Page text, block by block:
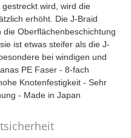
wird, wird die
erhöht. Die J-Braid
Oberflächenbeschichtung
ist etwas steifer als die J-
bei windigen und
PE Faser - 8-fach
Knotenfestigkeit - Sehr
- Made in Japan